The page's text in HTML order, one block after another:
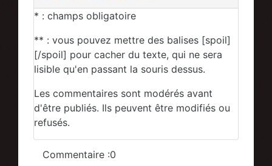
* : champs obligatoire
** : vous pouvez mettre des balises [spoil]
[/spoil] pour cacher du texte, qui ne sera
lisible qu'en passant la souris dessus.
Les commentaires sont modérés avant
d'être publiés. Ils peuvent être modifiés ou
refusés.
Commentaire :0